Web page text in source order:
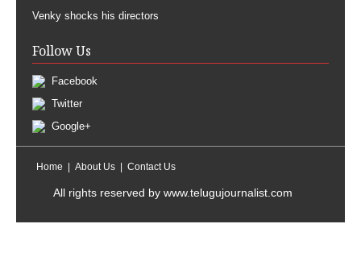
Venky shocks his directors
Follow Us
Facebook
Twitter
Google+
Home About Us Contact Us
All rights reserved by www.telugujournalist.com